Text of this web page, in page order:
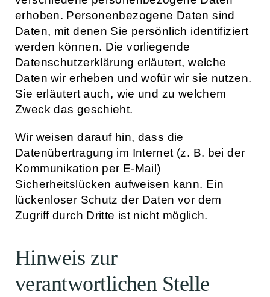
erhoben. Personenbezogene Daten sind
Daten, mit denen Sie persönlich identifiziert
werden können. Die vorliegende
Datenschutzerklärung erläutert, welche
Daten wir erheben und wofür wir sie nutzen.
Sie erläutert auch, wie und zu welchem
Zweck das geschieht.
Wir weisen darauf hin, dass die
Datenübertragung im Internet (z. B. bei der
Kommunikation per E-Mail)
Sicherheitslücken aufweisen kann. Ein
lückenloser Schutz der Daten vor dem
Zugriff durch Dritte ist nicht möglich.
Hinweis zur
verantwortlichen Stelle